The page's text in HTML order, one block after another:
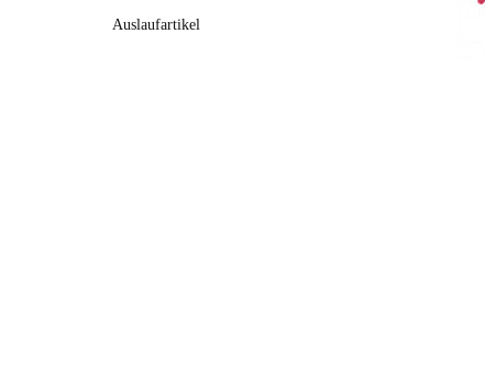
Auslaufartikel